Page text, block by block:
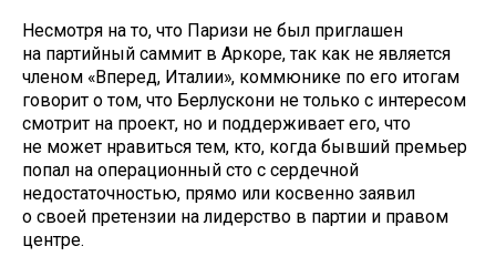
Несмотря на то, что Паризи не был приглашен
на партийный саммит в Аркоре, так как не является
членом «Вперед, Италии», коммюнике по его итогам
говорит о том, что Берлускони не только с интересом
смотрит на проект, но и поддерживает его, что
не может нравиться тем, кто, когда бывший премьер
попал на операционный сто с сердечной
недостаточностью, прямо или косвенно заявил
о своей претензии на лидерство в партии и правом
центре.